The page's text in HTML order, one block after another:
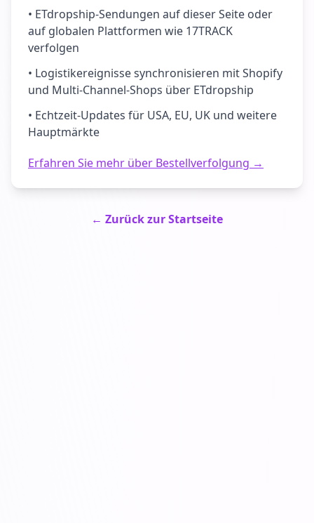
• ETdropship-Sendungen auf dieser Seite oder
auf globalen Plattformen wie 17TRACK
verfolgen
• Logistikereignisse synchronisieren mit Shopify
und Multi-Channel-Shops über ETdropship
• Echtzeit-Updates für USA, EU, UK und weitere
Hauptmärkte
Erfahren Sie mehr über Bestellverfolgung →
← Zurück zur Startseite